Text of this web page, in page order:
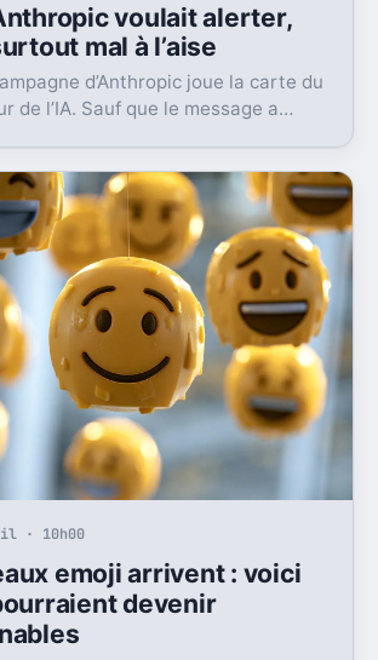
voulait alerter,
mal à l’aise
d’Anthropic joue la carte du
de l’IA. Sauf que le message a
· 10h00
emoji arrivent : voici
devenir